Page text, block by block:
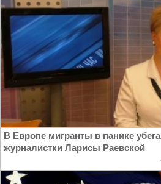
В Европе мигранты в панике
журналистки Ларисы Раевской